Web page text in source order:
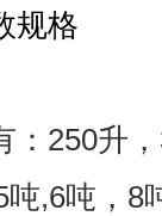
规格
250升，
吨,6吨， 8